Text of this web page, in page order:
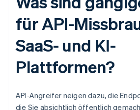
für API-
SaaS- und KI-
Plattformen?
API-Angreifer neigen dazu, die
die Sie absichtlich öffentlich